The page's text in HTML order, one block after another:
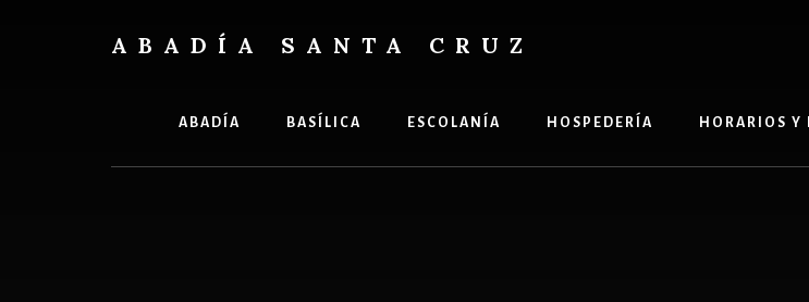
ABADÍA SANTA CRUZ
ABADÍA BASÍLICA ESCOLANÍA HOSPEDERÍA HORARIOS Y